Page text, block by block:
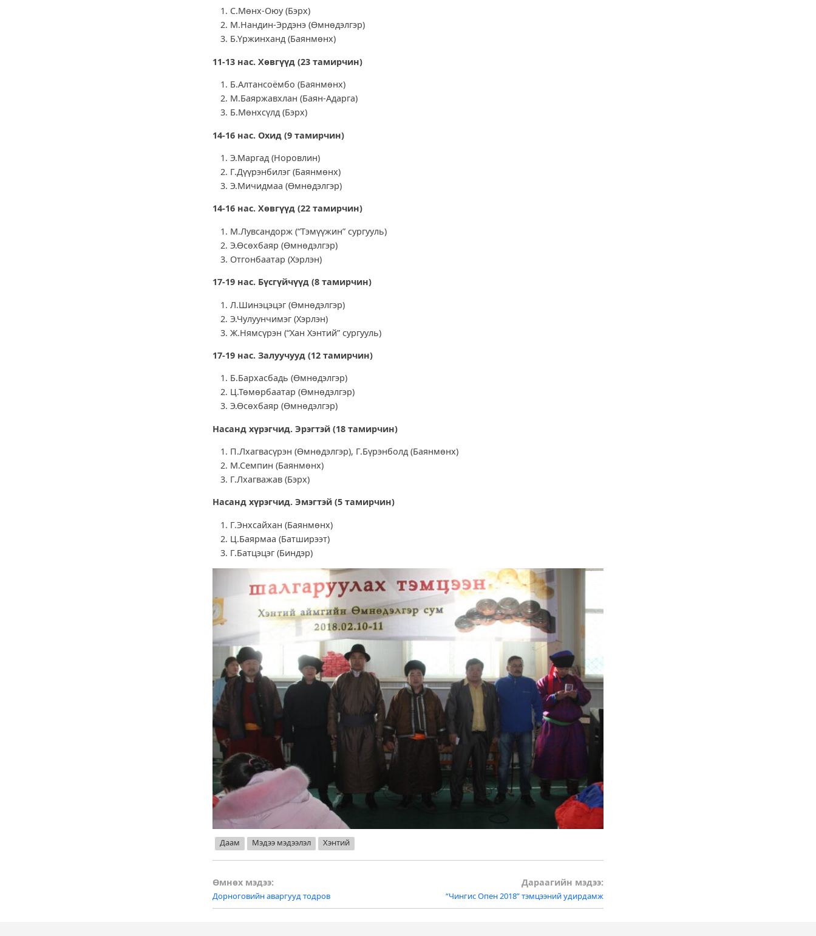
С.Мөнх-Оюу (Бэрх)
М.Нандин-Эрдэнэ (Өмнөдэлгэр)
Б.Үржинханд (Баянмөнх)
11-13 нас. Хөвгүүд (23 тамирчин)
Б.Алтансоёмбо (Баянмөнх)
М.Баяржавхлан (Баян-Адарга)
Б.Мөнхсүлд (Бэрх)
14-16 нас. Охид (9 тамирчин)
Э.Маргад (Норовлин)
Г.Дүүрэнбилэг (Баянмөнх)
Э.Мичидмаа (Өмнөдэлгэр)
14-16 нас. Хөвгүүд (22 тамирчин)
М.Лувсандорж (“Тэмүүжин” сургууль)
Э.Өсөхбаяр (Өмнөдэлгэр)
Отгонбаатар (Хэрлэн)
17-19 нас. Бүсгүйчүүд (8 тамирчин)
Л.Шинэцэцэг (Өмнөдэлгэр)
Э.Чулуунчимэг (Хэрлэн)
Ж.Нямсүрэн (“Хан Хэнтий” сургууль)
17-19 нас. Залуучууд (12 тамирчин)
Б.Бархасбадь (Өмнөдэлгэр)
Ц.Төмөрбаатар (Өмнөдэлгэр)
Э.Өсөхбаяр (Өмнөдэлгэр)
Насанд хүрэгчид. Эрэгтэй (18тамирчин)
П.Лхагвасүрэн (Өмнөдэлгэр), Г.Бүрэнболд (Баянмөнх)
М.Семпин (Баянмөнх)
Г.Лхагважав (Бэрх)
Насанд хүрэгчид. Эмэгтэй (5тамирчин)
Г.Энхсайхан (Баянмөнх)
Ц.Баярмаа (Батширээт)
Г.Батцэцэг (Биндэр)
Даам Мэдээ мэдээлэл Хэнтий
Post
navigation
Өмнөх мэдээ:
Дорноговийн аваргууд тодров
Дараагийн мэдээ:
“Чингис Опен 2018” тэмцээний удирдамж